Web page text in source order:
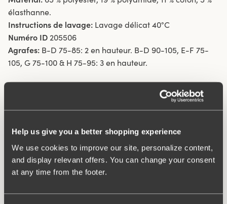
Help us give you a better shopping experience
We use cookies to improve our site, personalize content,
and display relevant offers. You can change your consent
at any time from the footer.
élasthanne.
Instructions de lavage: Lavage délicat 40°C
Numéro ID 205506
Agrafes: B-D 75-85: 2 en hauteur. B-D 90-105, E-F 75-
105, G 75-100 & H 75-95: 3 en hauteur.
Qu'est-ce qui le rend si confortable ?
Poche ingénieuse